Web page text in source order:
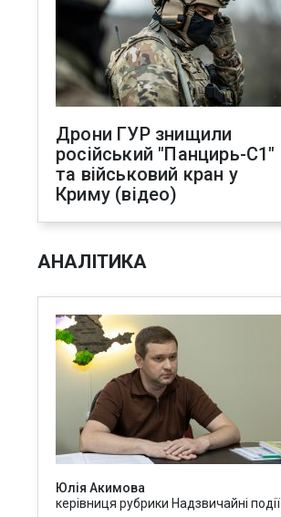
Дрони ГУР знищили
російський "Панцирь-С1"
та військовий кран у
Криму (відео)
АНАЛІТИКА
Юлія Акимова
керівниця рубрики Надзвичайні події